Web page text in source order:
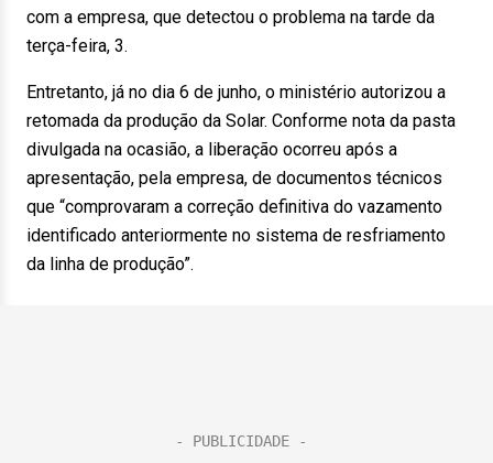
com a empresa, que detectou o problema na tarde da
terça-feira, 3.
Entretanto, já no dia 6 de junho, o ministério autorizou a
retomada da produção da Solar. Conforme nota da pasta
divulgada na ocasião, a liberação ocorreu após a
apresentação, pela empresa, de documentos técnicos
que “comprovaram a correção definitiva do vazamento
identificado anteriormente no sistema de resfriamento
da linha de produção”.